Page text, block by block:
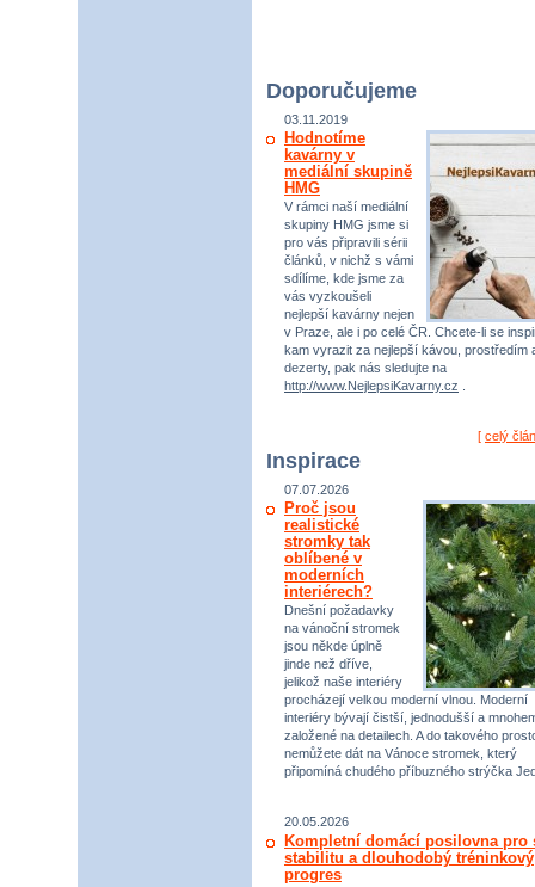
Doporučujeme
03.11.2019
Hodnotíme
kavárny v
mediální skupině
HMG
V rámci naší mediální
skupiny HMG jsme si
pro vás připravili sérii
článků, v nichž s vámi
sdílíme, kde jsme za
vás vyzkoušeli
nejlepší kavárny nejen
v Praze, ale i po celé ČR. Chcete-li se
kam vyrazit za nejlepší kávou, prostředím
dezerty, pak nás sledujte na
http://www.NejlepsiKavarny.cz
[ celý
Inspirace
07.07.2026
Proč jsou
realistické
stromky tak
oblíbené v
moderních
interiérech?
Dnešní požadavky
na vánoční stromek
jsou někde úplně
jinde než dříve,
jelikož naše interiéry
procházejí velkou moderní vlnou. Moderní
interiéry bývají čistší, jednodušší a
založené na detailech. A do takového
nemůžete dát na Vánoce stromek, který
připomíná chudého příbuzného strýčka
20.05.2026
Kompletní domácí posilovna pro
stabilitu a dlouhodobý tréninkový
progres